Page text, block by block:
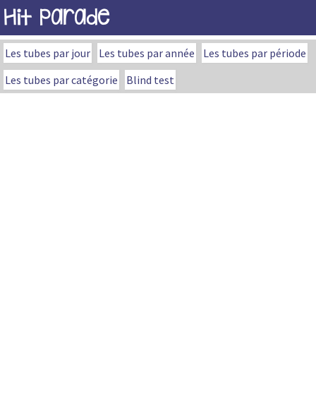
Hit Parade
Les tubes par jour Les tubes par année
Les tubes par période
Les tubes par catégorie
Blind test